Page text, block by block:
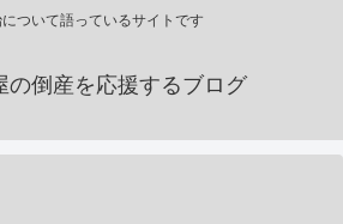
ついて語っているサイトです
の倒産を応援するブログ